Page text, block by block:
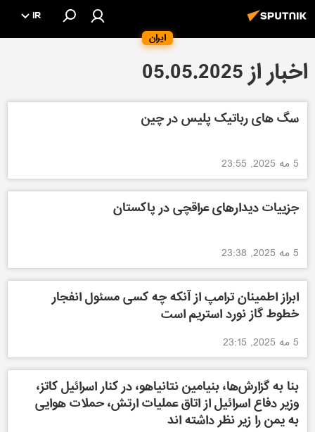
ایران
IR
اخبار از 05.05.2025
سگ های رباتیک پلیس در چین
5 مه 2025, 23:55
جزییات دیدارهای عراقچی در پاکستان
5 مه 2025, 23:38
ابراز اطمینان ترامپ از آنکه چه کسی مسئول انفجار
خطوط گاز نورد استریم است
5 مه 2025, 23:15
بنا به گزارش‌ها، بنیامین نتانیاهو، در کنار اسرائیل کاتز،
وزیر دفاع اسرائیل از اتاق عملیات ارتش، حملات هوایی
به یمن را زیر نظر داشته اند